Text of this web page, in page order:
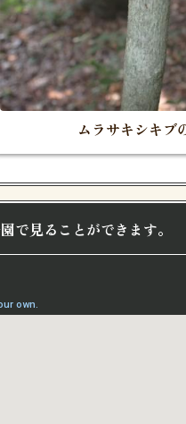
ムラサキシキブ
で見ることができます。